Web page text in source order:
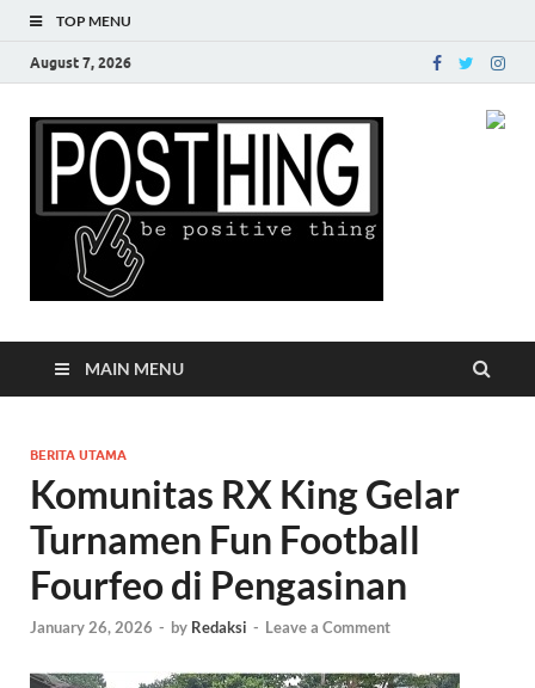
TOP MENU
August 7, 2026
MAIN MENU
BERITA UTAMA
Komunitas RX King Gelar
Turnamen Fun Football
Fourfeo di Pengasinan
January 26, 2026 - by Redaksi - Leave a Comment